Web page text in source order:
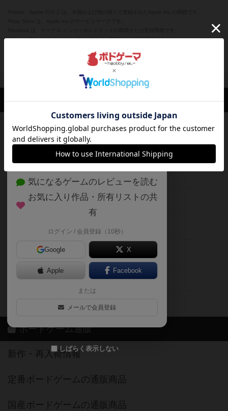
※Google Play とそのロゴは、Google Inc.の商標または登録商標です。
ボドとも一覧 テャーラッチ閉じる
ボードゲームのプレイ履歴を記録し
て、
自分のデータを管理しませんか？
約75,000人がボドゲーマを利用中！
気になるゲームのレビューを読む
お気に入り作品・所有リストの共
有
ログイン / 会員登録（10秒）
Google X
Apple Facebook
または
メールで会員登録
しばらく表示しない
ボドゲーマTOP
ボードゲームを検索する
ボードゲームの新着レビュー
ボードゲーム会情報
メカニクス特集
掲示板・トピックス
ボドとも・会員一覧
ボードゲーム業界コラム
ボドゲーマご利用案内
ボードゲーム通販
新作・再入荷情報
定番ボードゲームの通販商品
国産ボードゲームの通販商品